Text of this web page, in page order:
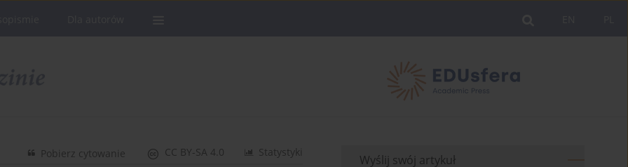
Statystyki
CC BY-SA 4.0
Pobierz cytowanie Wyślij swój artykuł